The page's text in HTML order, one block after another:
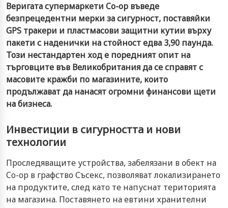
Веригата супермаркети Co-op въведе
безпрецедентни мерки за сигурност, поставяйки
GPS тракери и пластмасови защитни кутии върху
пакети с наденички на стойност едва 3,90 паунда.
Този нестандартен ход е поредният опит на
търговците във Великобритания да се справят с
масовите кражби по магазините, които
продължават да нанасят огромни финансови щети
на бизнеса.
Инвестиции в сигурността и нови
технологии
Проследяващите устройства, забелязани в обект на
Co-op в графство Съсекс, позволяват локализирането
на продуктите, след като те напуснат територията
на магазина. Поставянето на евтини хранителни